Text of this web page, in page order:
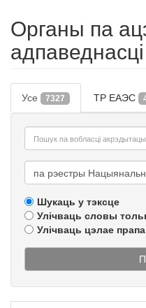
Органы па
адпаведнасці
Усе 7327 ТР ЕАЭС
Шукаць у тэксце
Улічваць словы
Улічваць цэлае